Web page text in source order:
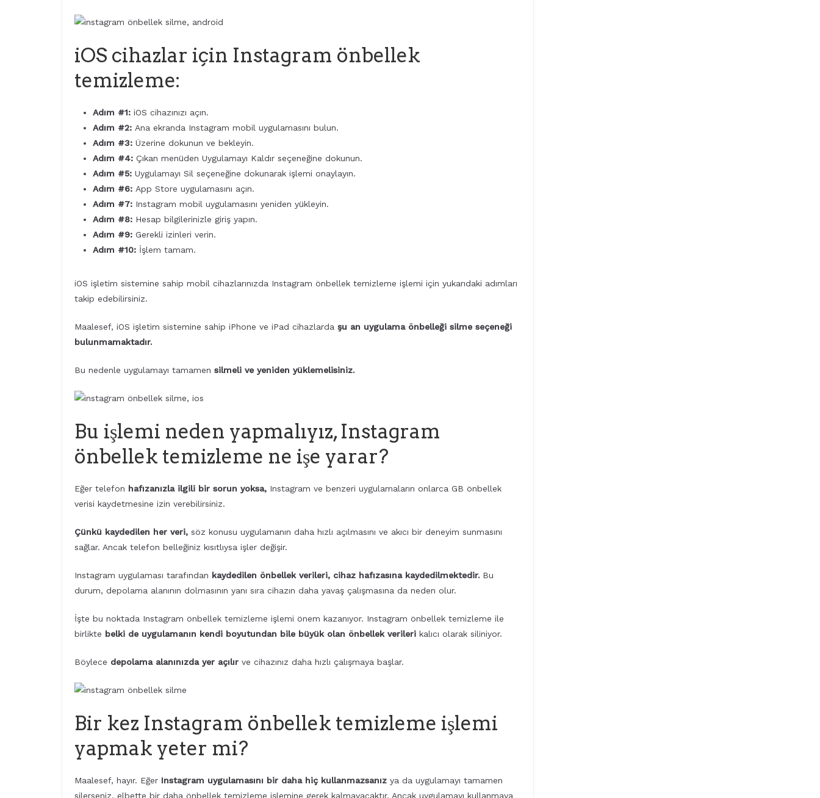
iOS cihazlar için Instagram önbellek
temizleme:
Adım #1: iOS cihazınızı açın.
Adım #2: Ana ekranda Instagram mobil uygulamasını bulun.
Adım #3: Üzerine dokunun ve bekleyin.
Adım #4: Çıkan menüden Uygulamayı Kaldır seçeneğine dokunun.
Adım #5: Uygulamayı Sil seçeneğine dokunarak işlemi onaylayın.
Adım #6: App Store uygulamasını açın.
Adım #7: Instagram mobil uygulamasını yeniden yükleyin.
Adım #8: Hesap bilgilerinizle giriş yapın.
Adım #9: Gerekli izinleri verin.
Adım #10: İşlem tamam.
iOS işletim sistemine sahip mobil cihazlarınızda Instagram önbellek temizleme işlemi için yukarıdaki adımları
takip edebilirsiniz.
Maalesef, iOS işletim sistemine sahip iPhone ve iPad cihazlarda şu an uygulama önbelleği silme seçeneği
bulunmamaktadır.
Bu nedenle uygulamayı tamamen silmeli ve yeniden yüklemelisiniz.
Bu işlemi neden yapmalıyız, Instagram
önbellek temizleme ne işe yarar?
Eğer telefon hafızanızla ilgili bir sorun yoksa, Instagram ve benzeri uygulamaların onlarca GB önbellek
verisi kaydetmesine izin verebilirsiniz.
Çünkü kaydedilen her veri, söz konusu uygulamanın daha hızlı açılmasını ve akıcı bir deneyim sunmasını
sağlar. Ancak telefon belleğiniz kısıtlıysa işler değişir.
Instagram uygulaması tarafından kaydedilen önbellek verileri, cihaz hafızasına kaydedilmektedir. Bu
durum, depolama alanının dolmasının yanı sıra cihazın daha yavaş çalışmasına da neden olur.
İşte bu noktada Instagram önbellek temizleme işlemi önem kazanıyor. Instagram önbellek temizleme ile
birlikte belki de uygulamanın kendi boyutundan bile büyük olan önbellek verileri kalıcı olarak siliniyor.
Böylece depolama alanınızda yer açılır ve cihazınız daha hızlı çalışmaya başlar.
Bir kez Instagram önbellek temizleme işlemi
yapmak yeter mi?
Maalesef, hayır. Eğer Instagram uygulamasını bir daha hiç kullanmazsanız ya da uygulamayı tamamen
silerseniz, elbette bir daha önbellek temizleme işlemine gerek kalmayacaktır. Ancak uygulamayı kullanmaya